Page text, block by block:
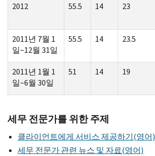
2012
55.5 14 23
2011년 7월 1
일~12월 31일
55.5 14 23.5
2011년 1월 1
일~6월 30일
51 14 19
세무 전문가를 위한 주제
클라이언트에게 서비스 제공하기(영어)
세무 전문가 관련 뉴스 및 자료(영어)